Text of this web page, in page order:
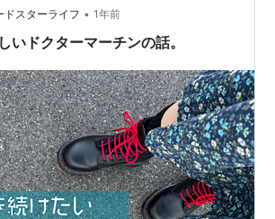
ドスターライフ • 1年前
いドクターマーチンの話。